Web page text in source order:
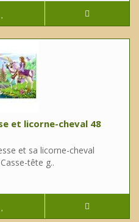
et licorne-cheval 48
et sa licorne-cheval
tête g..